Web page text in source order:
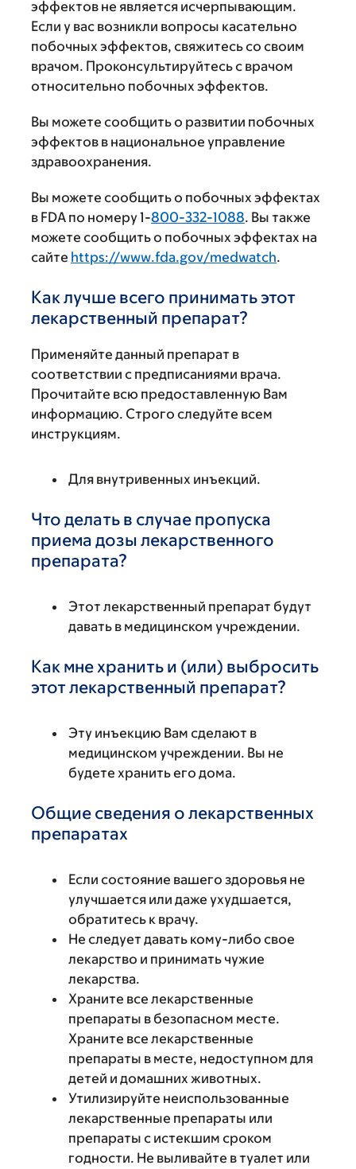
эффектов не является исчерпывающим.
Если у вас возникли вопросы касательно
побочных эффектов, свяжитесь со своим
врачом. Проконсультируйтесь с врачом
относительно побочных эффектов.
Вы можете сообщить о развитии побочных
эффектов в национальное управление
здравоохранения.
Вы можете сообщить о побочных эффектах
в FDA по номеру 1-800-332-1088. Вы также
можете сообщить о побочных эффектах на
сайте https://www.fda.gov/medwatch.
Как лучше всего принимать этот
лекарственный препарат?
Применяйте данный препарат в
соответствии с предписаниями врача.
Прочитайте всю предоставленную Вам
информацию. Строго следуйте всем
инструкциям.
Для внутривенных инъекций.
Что делать в случае пропуска
приема дозы лекарственного
препарата?
Этот лекарственный препарат будут
давать в медицинском учреждении.
Как мне хранить и (или) выбросить
этот лекарственный препарат?
Эту инъекцию Вам сделают в
медицинском учреждении. Вы не
будете хранить его дома.
Общие сведения о лекарственных
препаратах
Если состояние вашего здоровья не
улучшается или даже ухудшается,
обратитесь к врачу.
Не следует давать кому-либо свое
лекарство и принимать чужие
лекарства.
Храните все лекарственные
препараты в безопасном месте.
Храните все лекарственные
препараты в месте, недоступном для
детей и домашних животных.
Утилизируйте неиспользованные
лекарственные препараты или
препараты с истекшим сроком
годности. Не выливайте в туалет или